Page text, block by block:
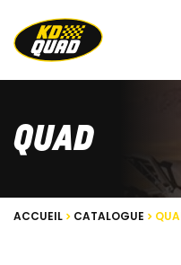
QUAD
ACCUEIL CATALOGUE